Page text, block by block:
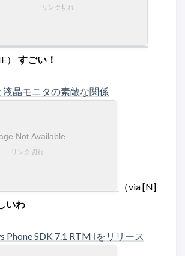
） すごい！
晶モニタの素敵な関係
（via [N]
いわ
Phone SDK 7.1 RTM｣をリリース